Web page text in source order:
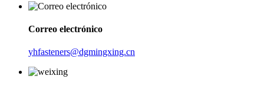
Correo electrónico
yhfasteners@dgmingxing.cn